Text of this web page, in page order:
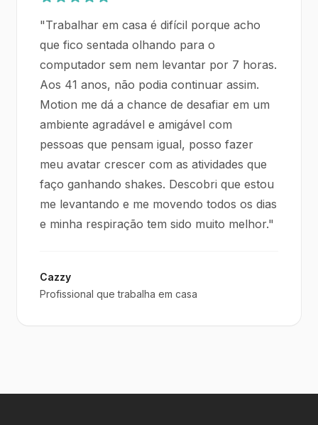
"Trabalhar em casa é difícil porque acho
que fico sentada olhando para o
computador sem nem levantar por 7 horas.
Aos 41 anos, não podia continuar assim.
Motion me dá a chance de desafiar em um
ambiente agradável e amigável com
pessoas que pensam igual, posso fazer
meu avatar crescer com as atividades que
faço ganhando shakes. Descobri que estou
me levantando e me movendo todos os dias
e minha respiração tem sido muito melhor."
Cazzy
Profissional que trabalha em casa